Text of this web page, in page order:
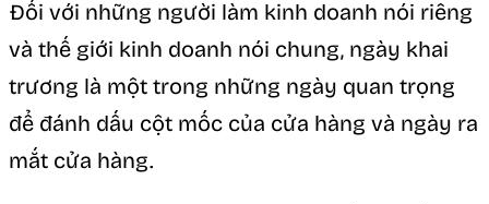
Đối với những người làm kinh doanh nói riêng
và thế giới kinh doanh nói chung, ngày khai
trương là một trong những ngày quan trọng
để đánh dấu cột mốc của cửa hàng và ngày ra
mắt cửa hàng.